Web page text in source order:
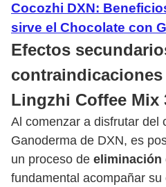
Cocozhi DXN:
sirve el Chocolate con
Efectos
contraindicaciones
Lingzhi Coffee Mix
Al comenzar a disfrutar del
Ganoderma de DXN, es
un proceso de eliminación
fundamental acompañar su